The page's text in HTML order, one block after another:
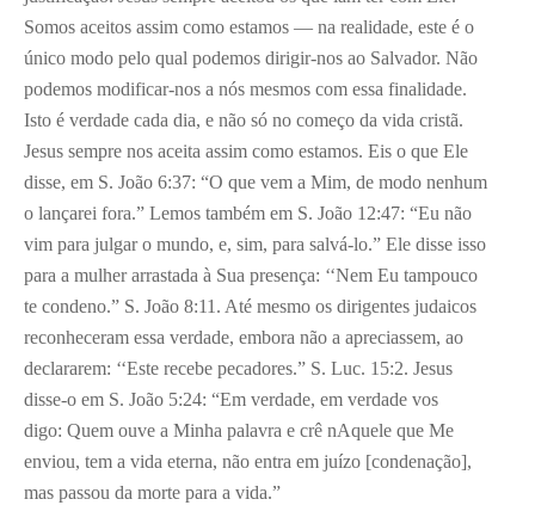
Somos aceitos assim como estamos — na realidade, este é o
único modo pelo qual podemos dirigir-nos ao Salvador. Não
podemos modificar-nos a nós mesmos com essa finalidade.
Isto é verdade cada dia, e não só no começo da vida cristã.
Jesus sempre nos aceita assim como estamos. Eis o que Ele
disse, em S. João 6:37: “O que vem a Mim, de modo nenhum
o lançarei fora.” Lemos também em S. João 12:47: “Eu não
vim para julgar o mundo, e, sim, para salvá-lo.” Ele disse isso
para a mulher arrastada à Sua presença: ‘‘Nem Eu tampouco
te condeno.” S. João 8:11. Até mesmo os dirigentes judaicos
reconheceram essa verdade, embora não a apreciassem, ao
declararem: ‘‘Este recebe pecadores.” S. Luc. 15:2. Jesus
disse-o em S. João 5:24: “Em verdade, em verdade vos
digo: Quem ouve a Minha palavra e crê nAquele que Me
enviou, tem a vida eterna, não entra em juízo [condenação],
mas passou da morte para a vida.”